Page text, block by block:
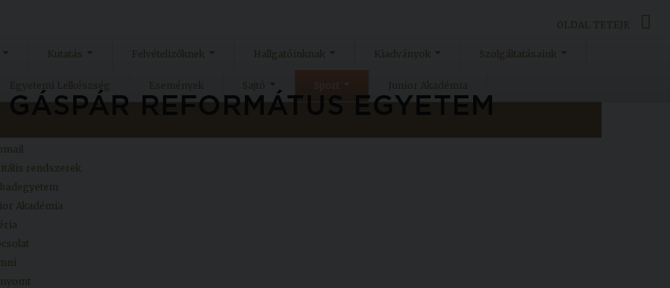
Kutatás Felvételizőknek Hallgatóinknak Kiadványok Szolgáltatásaink
Egyetemi Lelkészség Események Sajtó Junior Akadémia
rendszerek
Akadémia
nyomt
OLDAL TETEJE